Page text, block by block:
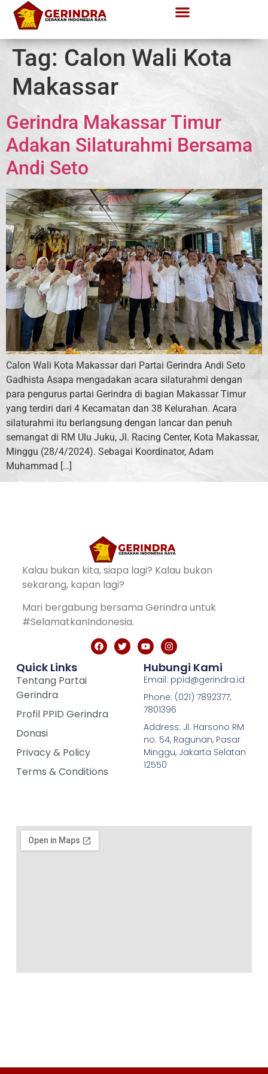
Tag: Calon Wali Kota
Makassar
Gerindra Makassar Timur
Adakan Silaturahmi Bersama
Andi Seto
Calon Wali Kota Makassar dari Partai Gerindra Andi Seto
Gadhista Asapa mengadakan acara silaturahmi dengan
para pengurus partai Gerindra di bagian Makassar Timur
yang terdiri dari 4 Kecamatan dan 38 Kelurahan. Acara
silaturahmi itu berlangsung dengan lancar dan penuh
semangat di RM Ulu Juku, Jl. Racing Center, Kota Makassar,
Minggu (28/4/2024). Sebagai Koordinator, Adam
Muhammad […]
Kalau bukan kita, siapa lagi? Kalau bukan
sekarang, kapan lagi?
Mari bergabung bersama Gerindra untuk
#SelamatkanIndonesia.
Quick Links
Tentang Partai
Gerindra
Profil PPID Gerindra
Donasi
Privacy & Policy
Terms & Conditions
Hubungi Kami
Email: ppid@gerindra.id
Phone: (021) 7892377,
7801396
Address: Jl. Harsono RM
no. 54, Ragunan, Pasar
Minggu, Jakarta Selatan
12550